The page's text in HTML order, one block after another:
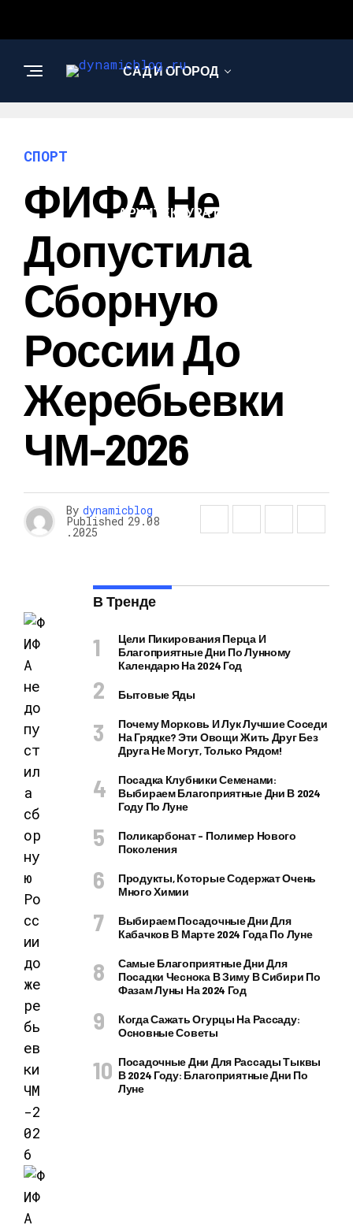
САД И ОГОРОД
АРХИТЕКТУРА И
СПОРТ
ФИФА Не
Допустила
Сборную
России До
Жеребьевки
ЧМ-2026
By dynamicblog
Published 29.08
.2025
В Тренде
Цели Пикирования Перца И
Благоприятные Дни По Лунному
Календарю На 2024 Год
Бытовые Яды
Почему Морковь И Лук Лучшие Соседи
На Грядке? Эти Овощи Жить Друг Без
Друга Не Могут, Только Рядом!
Посадка Клубники Семенами:
Выбираем Благоприятные Дни В 2024
Году По Луне
Поликарбонат – Полимер Нового
Поколения
Продукты, Которые Содержат Очень
Много Химии
Выбираем Посадочные Дни Для
Кабачков В Марте 2024 Года По Луне
Самые Благоприятные Дни Для
Посадки Чеснока В Зиму В Сибири По
Фазам Луны На 2024 Год
Когда Сажать Огурцы На Рассаду:
Основные Советы
Посадочные Дни Для Рассады Тыквы
В 2024 Году: Благоприятные Дни По
Луне